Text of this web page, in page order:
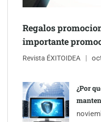
Jumpstart: EE.UU. redefine
medidas que impactan a
Regalos
importante
Revista ÉXITOIDEA
¿Por